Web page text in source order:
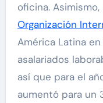
oficina. Asimismo,
Organización
América Latina
asalariados
así que para el
aumentó para un